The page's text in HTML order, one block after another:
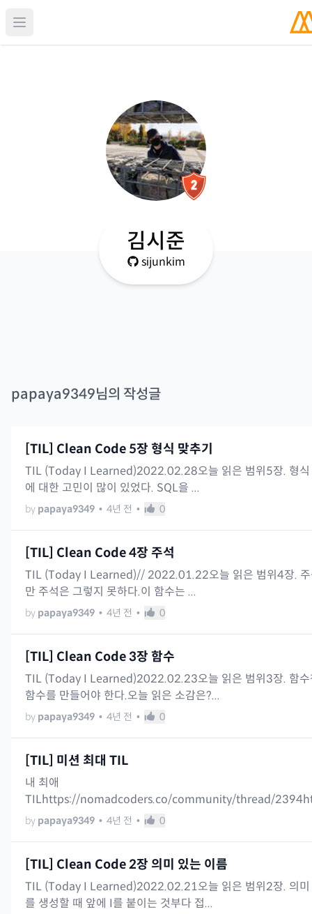
김시준
sijunkim
papaya9349님의 작성글
[TIL] Clean Code 5장 형식 맞추기
TIL (Today I Learned)2022.02.28오늘 읽은 범위5장. 형식
에 대한 고민이 많이 있었다. SQL을 ...
by papaya9349 • 4년 전 • 0
[TIL] Clean Code 4장 주석
TIL (Today I Learned)// 2022.01.22오늘 읽은 범위4장. 주
만 주석은 그렇지 못하다.이 함수는 ...
by papaya9349 • 4년 전 • 0
[TIL] Clean Code 3장 함수
TIL (Today I Learned)2022.02.23오늘 읽은 범위3장. 함수
함수를 만들어야 한다.오늘 읽은 소감은?...
by papaya9349 • 4년 전 • 0
[TIL] 미션 최대 TIL
내 최애
TILhttps://nomadcoders.co/community/thread/
by papaya9349 • 4년 전 • 0
[TIL] Clean Code 2장 의미 있는 이름
TIL (Today I Learned)2022.02.21오늘 읽은 범위2장. 의미
를 생성할 때 앞에 I를 붙이는 것부다 접...